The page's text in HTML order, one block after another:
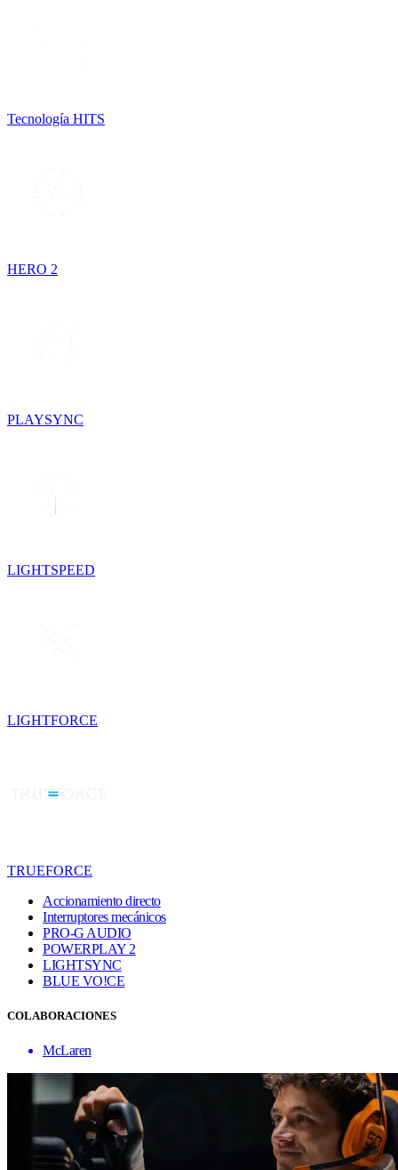
Tecnología HITS
HERO 2
PLAYSYNC
LIGHTSPEED
LIGHTFORCE
TRUEFORCE
Accionamiento directo
Interruptores mecánicos
PRO-G AUDIO
POWERPLAY 2
LIGHTSYNC
BLUE VO!CE
COLABORACIONES
McLaren